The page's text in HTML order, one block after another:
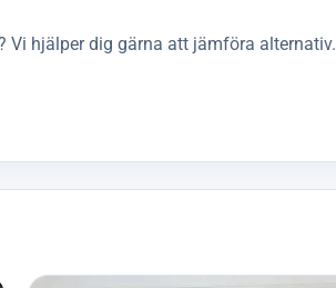
Vi hjälper dig gärna att jämföra alternativ.